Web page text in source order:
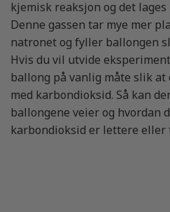
kjemisk reaksjon og det
Denne gassen tar mye mer
natronet og fyller ballongen
Hvis du vil utvide
ballong på vanlig måte slik
med karbondioksid. Så kan
ballongene veier og hvordan
karbondioksid er lettere eller